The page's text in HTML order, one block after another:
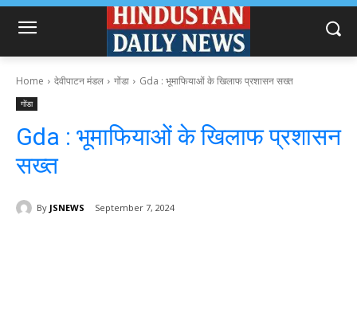
Home देवीपाटन मंडल गोंडा Gda : भूमाफियाओं के खिलाफ प्रशासन सख्त
गोंडा
Gda : भूमाफियाओं के खिलाफ प्रशासन
सख्त
By JSNEWS September 7, 2024